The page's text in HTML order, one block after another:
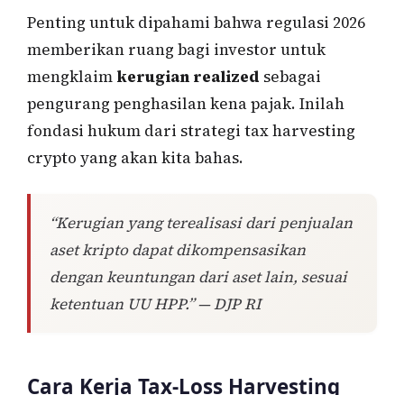
Penting untuk dipahami bahwa regulasi 2026
memberikan ruang bagi investor untuk
mengklaim kerugian realized sebagai
pengurang penghasilan kena pajak. Inilah
fondasi hukum dari strategi tax harvesting
crypto yang akan kita bahas.
“Kerugian yang terealisasi dari penjualan
aset kripto dapat dikompensasikan
dengan keuntungan dari aset lain, sesuai
ketentuan UU HPP.” — DJP RI
Cara Kerja Tax-Loss Harvesting